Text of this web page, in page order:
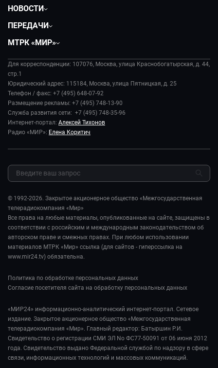
НОВОСТИ
Экономика
Происшествия
В содружестве
В мире
Наука и технологии
Здоровье и медицина
Спорт
Шоу-бизнес
Стиль жизни
Сад и огород
ПЕРЕДАЧИ
Дела судебные
Диктор делает
Игра в кино
Игра в кино. Мультфильмы
Исторический детектив
Миллион за 5 минут
Мировое соглашение
Предварительный диагноз
Пять причин поехать в...
МТРК «МИР»
История
Руководство
Новости компании
Пресса о нас
Карьера
Реклама
Закупки и тендеры
Обратная связь
Для корреспонденции: 107076, Москва, улица Краснобогатырская, д. 44,
стр.1
Юридический адрес: 115184, Москва, улица Пятницкая, д. 25
Телефон / факс: +7 (495) 648-07-92
Размещение рекламы: +7 (495) 748-13-90
Служба развития сети: +7 (495) 748-35-96
Интернет-портал: Алексей Тихонов
Радио «МИР»: Елена Коритич
© 1992-2026. Закрытое акционерное общество «Межгосударственная
телерадиокомпания «Мир»
Все права на любые материалы, опубликованные на сайте, защищены в
соответствии с российским и международным законодательством об
авторском праве и смежных правах. При любом использовании
материалов МТРК «Мир» ссылка (для сайтов - гиперссылка на
www.mir24.tv) обязательна.
Политика по обработке персональных данных
Согласие посетителя сайта на обработку персональных данных
«МИР24» информационно-аналитический интернет-портал. Сетевое
издание. Закрытое акционерное общество «Межгосударственная
телерадиокомпания «Мир». Главный редактор: Батыршин Р.И.
Свидетельство о регистрации СМИ ЭЛ No ФС77-50091 от 06 июня 2012
года. Свидетельство выдано Федеральной службой по надзору в сфере
связи, информационных технологий и массовых коммуникаций.